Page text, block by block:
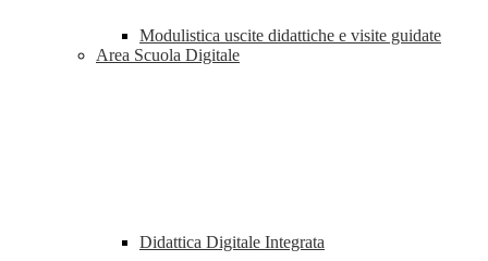
Modulistica uscite didattiche e visite guidate
Area Scuola Digitale
Didattica Digitale Integrata